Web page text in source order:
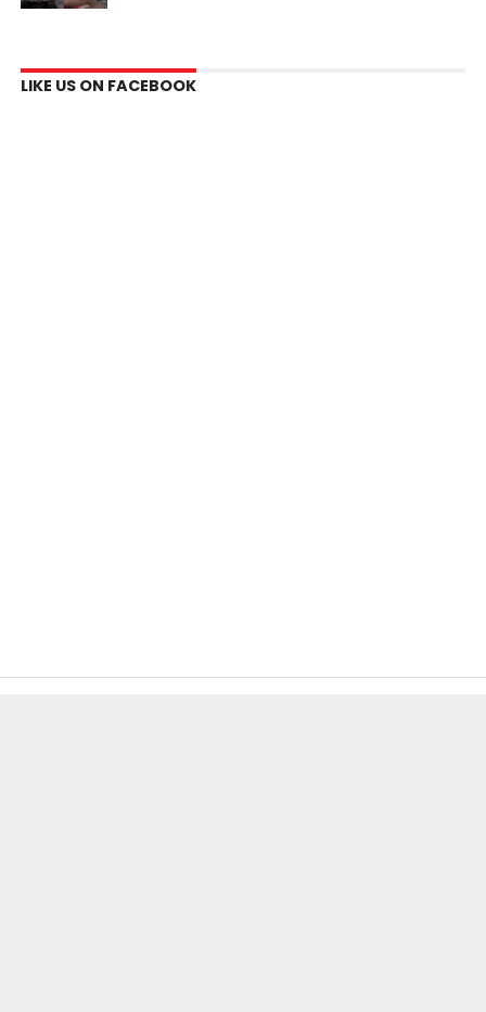
LIKE US ON FACEBOOK